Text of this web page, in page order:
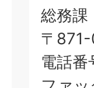
総務課
〒
電話